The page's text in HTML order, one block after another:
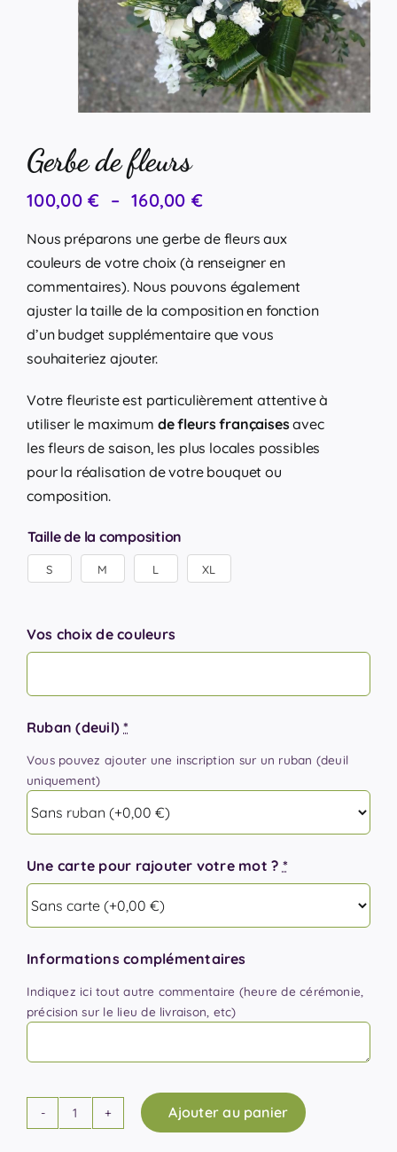
Gerbe de fleurs
100,00€ – 160,00€Plage
prix :
100,00 €
à
160,00 €
Nous préparons une gerbe de fleurs aux
couleurs de votre choix (à renseigner en
commentaires). Nous pouvons également
ajuster la taille de la composition en fonction
d’un budget supplémentaire que vous
souhaiteriez ajouter.
Votre fleuriste est particulièrement attentive à
utiliser le maximum de fleurs françaisesavec
les fleurs de saison, les plus locales possibles
pour la réalisation de votre bouquet ou
composition.
Taille de la composition
S M L XL
Vos choix de couleurs
Ruban (deuil) *
Vous pouvez ajouter une inscription sur un ruban (deuil
uniquement)
Une carte pour rajouter votre mot ? *
Informations complémentaires
Indiquez ici tout autre commentaire (heure de cérémonie,
précision sur le lieu de livraison, etc)
quantité
Ajouter au panier